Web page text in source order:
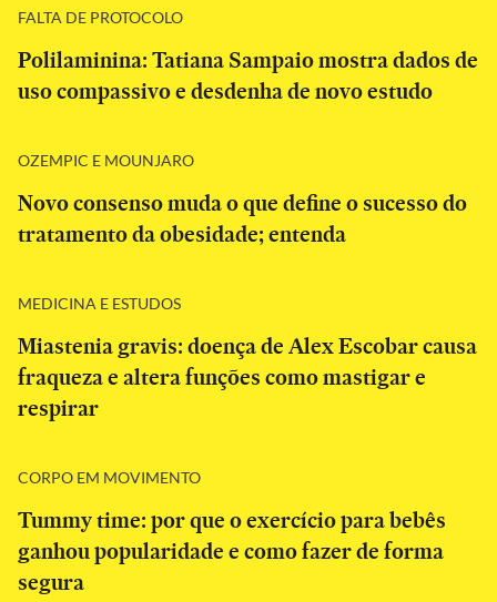
FALTA DE PROTOCOLO
Polilaminina: Tatiana Sampaio mostra dados de
uso compassivo e desdenha de novo estudo
OZEMPIC E MOUNJARO
Novo consenso muda o que define o sucesso do
tratamento da obesidade; entenda
MEDICINA E ESTUDOS
Miastenia gravis: doença de Alex Escobar causa
fraqueza e altera funções como mastigar e
respirar
CORPO EM MOVIMENTO
Tummy time: por que o exercício para bebês
ganhou popularidade e como fazer de forma
segura